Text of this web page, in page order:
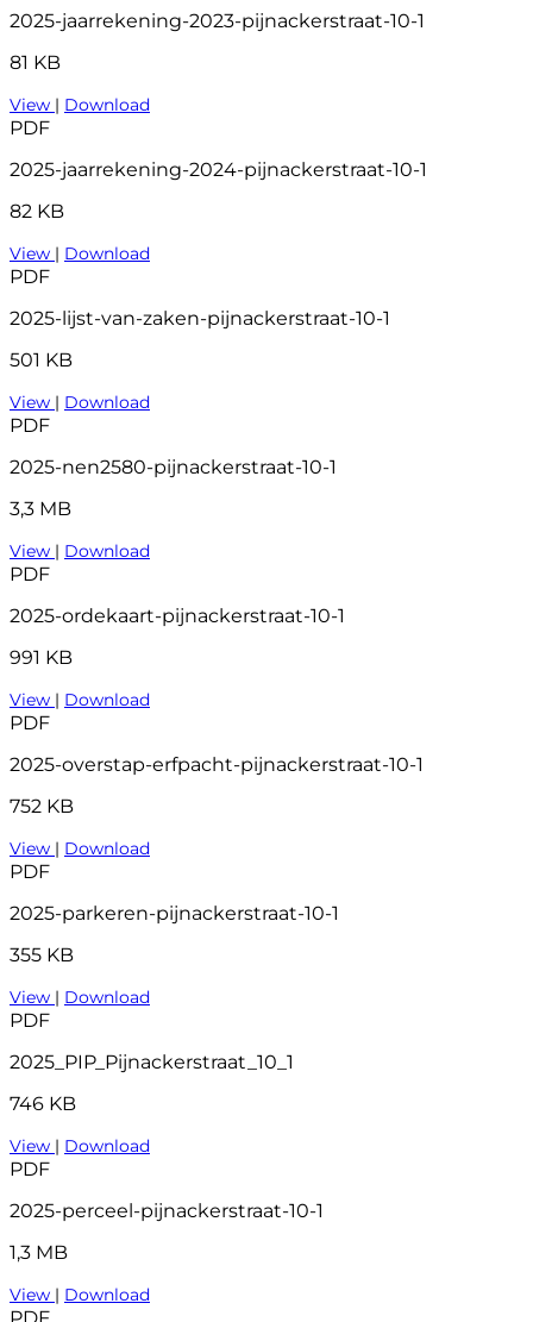
2025-jaarrekening-2023-pijnackerstraat-10-1
81 KB
View | Download
PDF
2025-jaarrekening-2024-pijnackerstraat-10-1
82 KB
View | Download
PDF
2025-lijst-van-zaken-pijnackerstraat-10-1
501 KB
View | Download
PDF
2025-nen2580-pijnackerstraat-10-1
3,3 MB
View | Download
PDF
2025-ordekaart-pijnackerstraat-10-1
991 KB
View | Download
PDF
2025-overstap-erfpacht-pijnackerstraat-10-1
752 KB
View | Download
PDF
2025-parkeren-pijnackerstraat-10-1
355 KB
View | Download
PDF
2025_PIP_Pijnackerstraat_10_1
746 KB
View | Download
PDF
2025-perceel-pijnackerstraat-10-1
1,3 MB
View | Download